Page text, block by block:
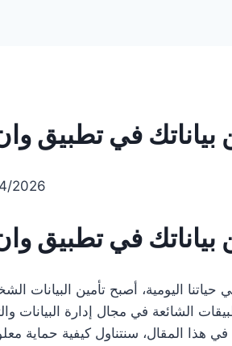
بياناتك في تطبيق
2026
بياناتك في تطبيق
حياتنا اليومية، أصبح تأمين البيانات
الشائعة في مجال إدارة البيانات
في هذا المقال، سنتناول كيفية حماية